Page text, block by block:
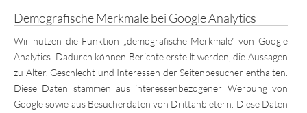
Demografische Merkmale bei Google Analytics
Wir nutzen die Funktion „demografische Merkmale“ von Google
Analytics. Dadurch können Berichte erstellt werden, die Aussagen
zu Alter, Geschlecht und Interessen der Seitenbesucher enthalten.
Diese Daten stammen aus interessenbezogener Werbung von
Google sowie aus Besucherdaten von Drittanbietern. Diese Daten